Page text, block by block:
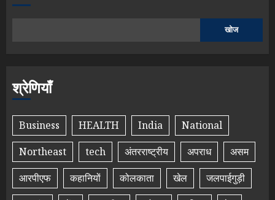
खोज
श्रेणियाँ
Business HEALTH India
National
Northeast
tech अंतरराष्ट्रीय अपराध
असम
आरपीएफ
कहानियों कोलकाता खेल
जलपाईगुड़ी